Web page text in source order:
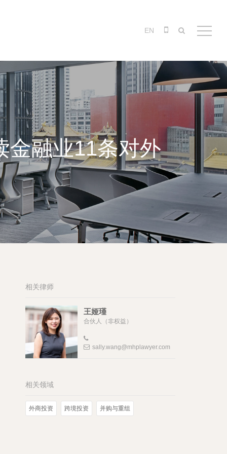
EN
融业11条对外
相关律师
王娅瑾
合伙人（非权益）
sally.wang@mhplawyer.com
相关领域
外商投资 跨境投资 并购与重组